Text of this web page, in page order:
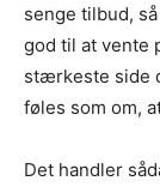
senge tilbud,
god til at vente
stærkeste side
føles som om,
Det handler